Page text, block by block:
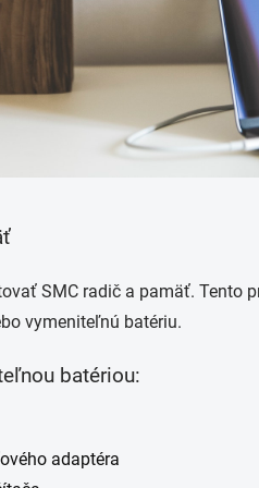
SMC radič a pamäť. Tento
vymeniteľnú batériu.
batériou:
adaptéra